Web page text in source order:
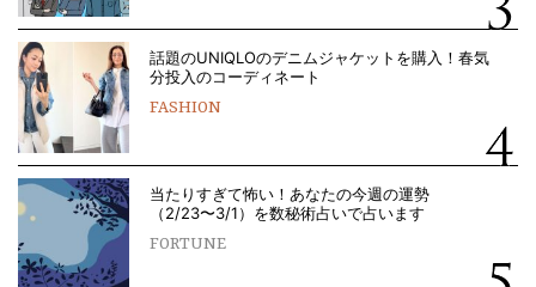
話題のUNIQLOのデニムジャケットを購入！春気
分投入のコーディネート
FASHION
当たりすぎて怖い！あなたの今週の運勢
（2/23〜3/1）を数秘術占いで占います
FORTUNE